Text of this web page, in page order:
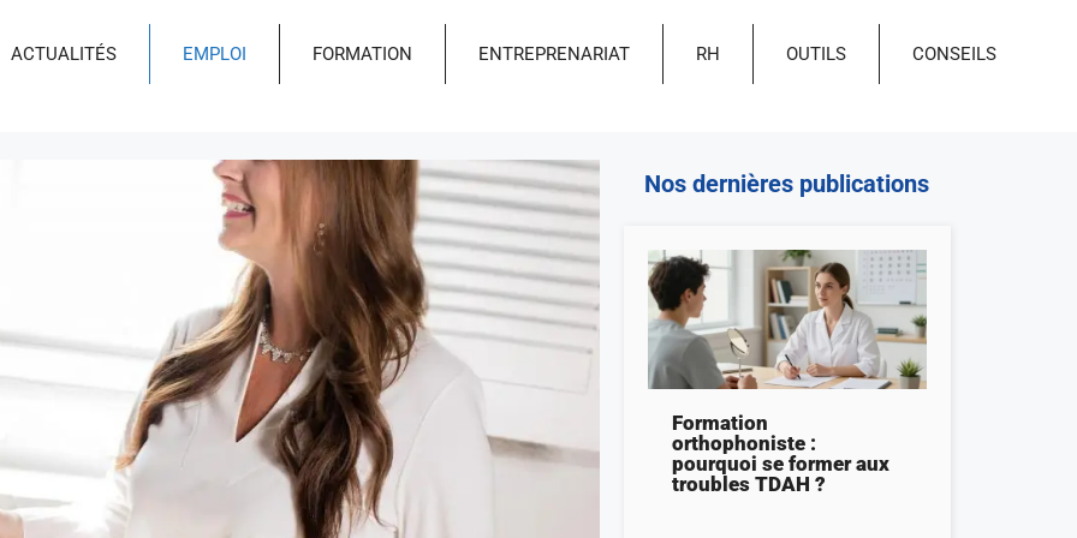
ACTUALITÉS EMPLOI FORMATION ENTREPRENARIAT RH OUTILS CONSEILS
Nos dernières publications
Formation
orthophoniste :
pourquoi se former aux
troubles TDAH ?